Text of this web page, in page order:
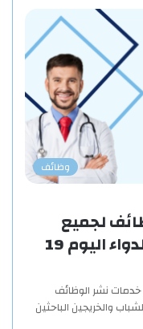
وظائف
لجميع
التخصصات بقطاع الصحة والدواء اليوم 19
نشر الوظائف
والخريجين الباحثين